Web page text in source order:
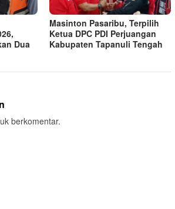
Dua
Masinton Pasaribu, Terpilih
Ketua DPC PDI Perjuangan
Kabupaten Tapanuli Tengah
berkomentar.